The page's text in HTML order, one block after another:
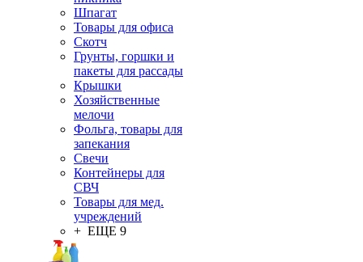
Шпагат
Товары для офиса
Скотч
Грунты, горшки и
пакеты для рассады
Крышки
Хозяйственные
мелочи
Фольга, товары для
запекания
Свечи
Контейнеры для
СВЧ
Товары для мед.
учреждений
+ ЕЩЕ 9